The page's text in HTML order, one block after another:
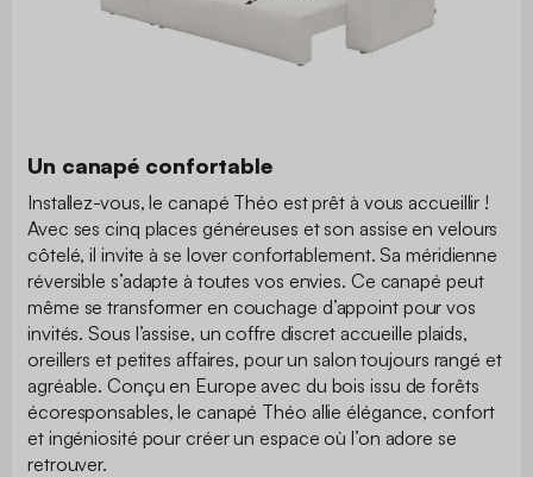
Un canapé confortable
Installez-vous, le canapé Théo est prêt à vous accueillir !
Avec ses cinq places généreuses et son assise en velours
côtelé, il invite à se lover confortablement. Sa méridienne
réversible s’adapte à toutes vos envies. Ce canapé peut
même se transformer en couchage d’appoint pour vos
invités. Sous l’assise, un coffre discret accueille plaids,
oreillers et petites affaires, pour un salon toujours rangé et
agréable. Conçu en Europe avec du bois issu de forêts
écoresponsables, le canapé Théo allie élégance, confort
et ingéniosité pour créer un espace où l’on adore se
retrouver.